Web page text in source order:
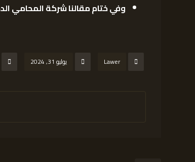
وفي ختام مقالنا شركة المحامي
Lawer يوليو 31, 2024